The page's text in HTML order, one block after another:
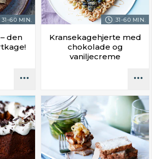
31-60 MIN.
den
31-60 MIN.
Kransekagehjerte med
chokolade og
vaniljecreme